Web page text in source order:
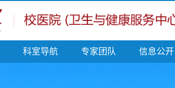
科室导航 专家团队 信息公开